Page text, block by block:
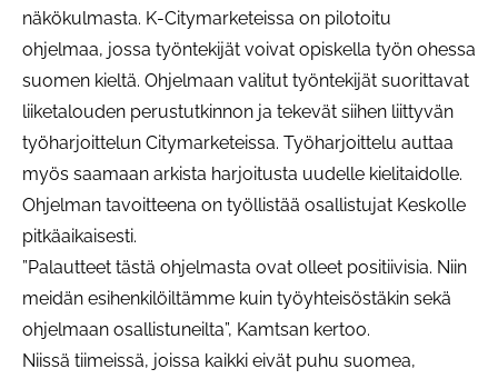
näkökulmasta. K-Citymarketeissa on pilotoitu
ohjelmaa, jossa työntekijät voivat opiskella työn ohessa
suomen kieltä. Ohjelmaan valitut työntekijät suorittavat
liiketalouden perustutkinnon ja tekevät siihen liittyvän
työharjoittelun Citymarketeissa. Työharjoittelu auttaa
myös saamaan arkista harjoitusta uudelle kielitaidolle.
Ohjelman tavoitteena on työllistää osallistujat Keskolle
pitkäaikaisesti.
”Palautteet tästä ohjelmasta ovat olleet positiivisia. Niin
meidän esihenkilöiltämme kuin työyhteisöstäkin sekä
ohjelmaan osallistuneilta”, Kamtsan kertoo.
Niissä tiimeissä, joissa kaikki eivät puhu suomea,